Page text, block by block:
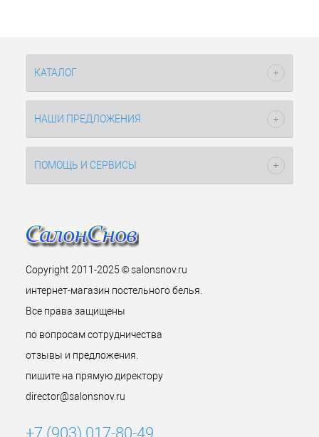
КАТАЛОГ
НАШИ ПРЕДЛОЖЕНИЯ
ПОМОЩЬ И СЕРВИСЫ
Copyright 2011-2025 © salonsnov.ru
интернет-магазин постельного белья.
Все права защищены
по вопросам сотрудничества
отзывы и предложения.
пишите на прямую директору
director@salonsnov.ru
+7 (903) 017-80-49